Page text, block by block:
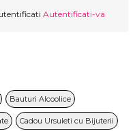
Autentificati-va
Bauturi Alcoolice
Cadou Ursuleti cu Bijuterii